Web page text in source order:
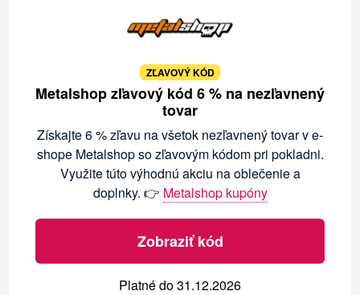
ZĽAVOVÝ KÓD
Metalshop zľavový kód 6 % na nezľavnený
tovar
Získajte 6 % zľavu na všetok nezľavnený tovar v e-
shope Metalshop so zľavovým kódom pri pokladni.
Využite túto výhodnú akciu na oblečenie a
doplnky. 👉 Metalshop kupóny
Zobraziť kód
Platné do 31.12.2026